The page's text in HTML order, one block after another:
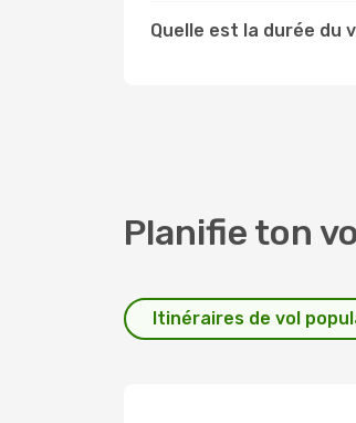
Quelle est la durée du
Planifie ton
Itinéraires de vol